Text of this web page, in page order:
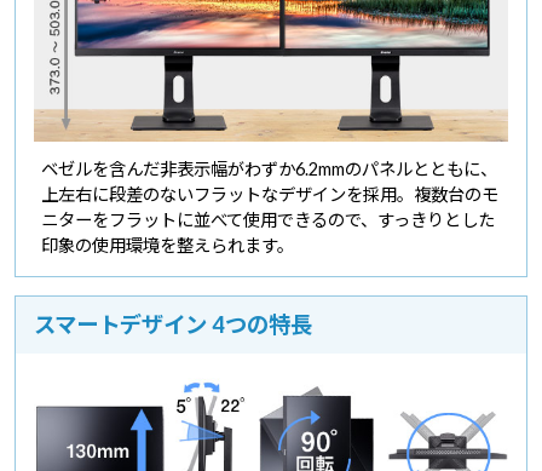
ベゼルを含んだ非表示幅がわずか6.2mmのパネルとともに、
上左右に段差のないフラットなデザインを採用。複数台のモ
ニターをフラットに並べて使用できるので、すっきりとした
印象の使用環境を整えられます。
スマートデザイン 4つの特長